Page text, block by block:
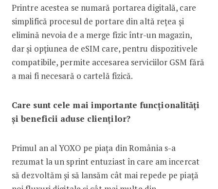
Printre acestea se numară portarea digitală, care
simplifică procesul de portare din altă rețea și
elimină nevoia de a merge fizic într-un magazin,
dar și opțiunea de eSIM care, pentru dispozitivele
compatibile, permite accesarea serviciilor GSM fără
a mai fi necesară o cartelă fizică.
Care sunt cele mai importante funcționalități
și beneficii aduse clienților?
Primul an al YOXO pe piața din România s-a
rezumat la un sprint entuziast în care am incercat
să dezvoltăm și să lansăm cât mai repede pe piață